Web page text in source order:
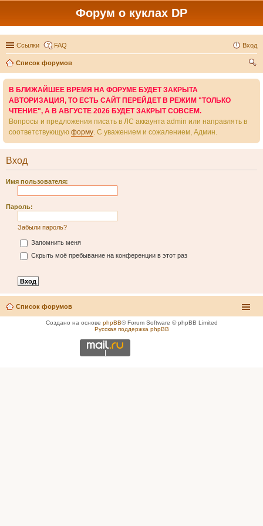
Форум о куклах DP
Ссылки FAQ Вход
Список форумов
В БЛИЖАЙШЕЕ ВРЕМЯ НА ФОРУМЕ БУДЕТ ЗАКРЫТА
АВТОРИЗАЦИЯ, ТО ЕСТЬ САЙТ ПЕРЕЙДЕТ В РЕЖИМ "ТОЛЬКО
ЧТЕНИЕ", А В АВГУСТЕ 2026 БУДЕТ ЗАКРЫТ СОВСЕМ.
Вопросы и предложения писать в ЛС аккаунта admin или направлять в
соответствующую форму. С уважением и сожалением, Админ.
Вход
Имя пользователя:
Пароль:
Забыли пароль?
Запомнить меня
Скрыть моё пребывание на конференции в этот раз
Список форумов
Создано на основе phpBB® Forum Software © phpBB Limited
Русская поддержка phpBB